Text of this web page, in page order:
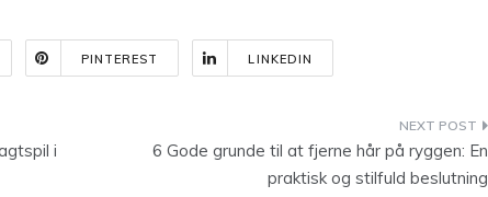
PINTEREST LINKEDIN
i
6 Gode grunde til at fjerne hår på ryggen: En
praktisk og stilfuld beslutning